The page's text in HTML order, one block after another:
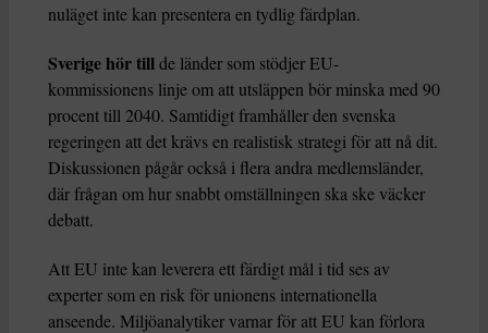
nuläget inte kan presentera en tydlig färdplan.
Sverige hör tillde länder som stödjer EU-
kommissionens linje om att utsläppen bör minska med 90
procent till 2040. Samtidigt framhåller den svenska
regeringen att det krävs en realistisk strategi för att nå dit.
Diskussionen pågår också i flera andra medlemsländer,
där frågan om hur snabbt omställningen ska ske väcker
debatt.
Att EU inte kan leverera ett färdigt mål i tid ses av
experter som en risk för unionens internationella
anseende. Miljöanalytiker varnar för att EU kan förlora